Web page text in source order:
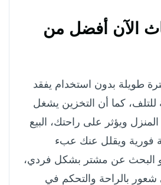
الآن أفضل من
طويلة بدون استخدام يفقد
كما أن التخزين يشغل
ويؤثر على راحتك، البيع
فورية ويقلل عنك عبء
أو البحث عن مشتر بشكل فردي،
بالراحة والتحكم في